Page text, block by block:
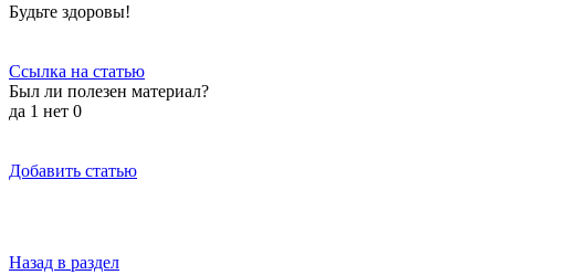
Будьте здоровы!
Ссылка на статью
Был ли полезен материал?
да 1 нет 0
Добавить статью
Назад в раздел